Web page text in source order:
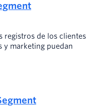
registros de los clientes
y marketing puedan